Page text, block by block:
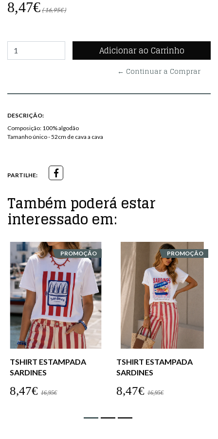
8,47€ ( 16,95€ )
← Continuar a Comprar
DESCRIÇÃO:
Composição: 100% algodão
Tamanho único - 52cm de cava a cava
PARTILHE:
Também poderá estar
interessado em:
PROMOÇÃO
TSHIRT ESTAMPADA
SARDINES
8,47€ 16,95€
PROMOÇÃO
TSHIRT ESTAMPADA
SARDINES
8,47€ 16,95€